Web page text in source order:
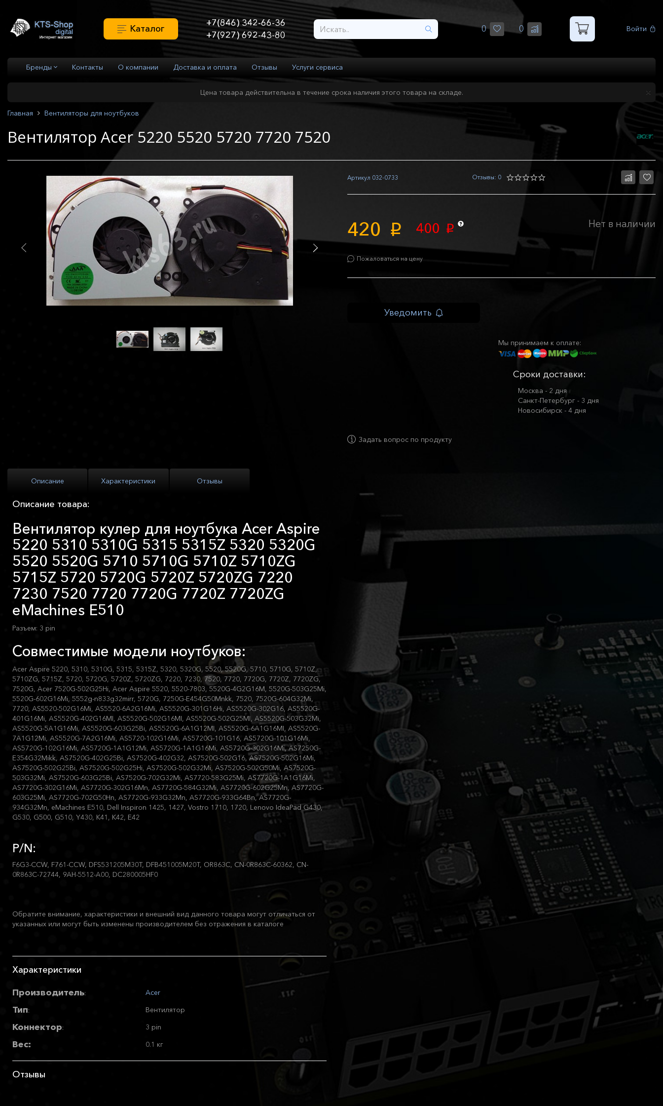
Каталог
+7(846) 342-66-36
+7(927) 692-43-80
0 0 Войти
Бренды Контакты О компании Доставка и оплата Отзывы Услуги сервиса
Цена товара действительна в течение срока наличия этого товара на складе.
Главная Вентиляторы для ноутбуков
Вентилятор Acer 5220 5520 5720 7720 7520
Артикул 032-0733 Отзывы: 0
420 p 400 p
Пожаловаться на цену
Нет в наличии
Уведомить
Мы принимаем к оплате:
Сроки доставки:
Москва - 2 дня
Санкт-Петербург - 3 дня
Новосибирск - 4 дня
Задать вопрос по продукту
Описание Характеристики Отзывы
Описание товара:
Вентилятор кулер для ноутбука Acer Aspire
5220 5310 5310G 5315 5315Z 5320 5320G
5520 5520G 5710 5710G 5710Z 5710ZG
5715Z 5720 5720G 5720Z 5720ZG 7220
7230 7520 7720 7720G 7720Z 7720ZG
eMachines E510
Разъем: 3 pin
Совместимые модели ноутбуков:
Acer Aspire 5220, 5310, 5310G, 5315, 5315Z, 5320, 5320G, 5520, 5520G, 5710, 5710G, 5710Z,
5710ZG, 5715Z, 5720, 5720G, 5720Z, 5720ZG, 7220, 7230, 7520, 7720, 7720G, 7720Z, 7720ZG,
7520G, Acer 7520G-502G25Hi, Acer Aspire 5520, 5520-7803, 5520G-4G2G16M, 5520G-503G25Mi,
5520G-602G16Mi, 5552g-n833g32mirr, 5720G, 7250G-E454G50Mnkk, 7520, 7520G-604G32Mi,
7720, AS5520-502G16Mi, AS5520-6A2G16Mi, AS5520G-301G16Hi, AS5520G-302G16, AS5520G-
401G16Mi, AS5520G-402G16MI, AS5520G-502G16MI, AS5520G-502G25MI, AS5520G-503G32Mi,
AS5520G-5A1G16Mi, AS5520G-603G25Bi, AS5520G-6A1G12MI, AS5520G-6A1G16MI, AS5520G-
7A1G12Mi, AS5520G-7A2G16Mi, AS5720-102G16Mi, AS5720G-101G16, AS5720G-101G16Mi,
AS5720G-102G16Mi, AS5720G-1A1G12Mi, AS5720G-1A1G16Mi, AS5720G-302G16Mi, AS7250G-
E354G32Mikk, AS7520G-402G25Bi, AS7520G-402G32, AS7520G-502G16, AS7520G-502G16Mi,
AS7520G-502G25Bi, AS7520G-502G25Hi, AS7520G-502G32Mi, AS7520G-502G50Mi, AS7520G-
503G32Mi, AS7520G-603G25Bi, AS7520G-702G32Mi, AS7720-583G25Mi, AS7720G-1A1G16Mi,
AS7720G-302G16Mi, AS7720G-302G16Mn, AS7720G-584G32Mi, AS7720G-602G25Mn, AS7720G-
603G25Mi, AS7720G-702G50Hn, AS7720G-933G32Mn, AS7720G-933G64Bn, AS7720G-
934G32Mn, eMachines E510, Dell Inspiron 1425, 1427, Vostro 1710, 1720, Lenovo IdeaPad G430,
G530, G500, G510, Y430, K41, K42, E42
P/N:
F6G3-CCW, F761-CCW, DFS531205M30T, DFB451005M20T, OR863C, CN-0R863C-60362, CN-
0R863C-72744, 9AH-5512-A00, DC280005HF0
Обратите внимание, характеристики и внешний вид данного товара могут отличаться от
указанных или могут быть изменены производителем без отражения в каталоге
Характеристики
Производитель: Acer
Тип: Вентилятор
Коннектор: 3 pin
Вес: 0.1 кг
Отзывы